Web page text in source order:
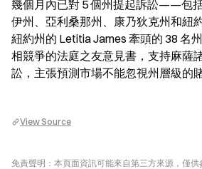
幾個月內已對 5 個州提起訴訟——包
伊州、亞利桑那州、康乃狄克州和紐
紐約州的 Letitia James 牽頭的 38 名
相競爭的法庭之友意見書，支持麻薩
訟，主張預測市場不能忽視州層級的
View Source
免責聲明：本頁面資訊可能來自第三方來源，僅